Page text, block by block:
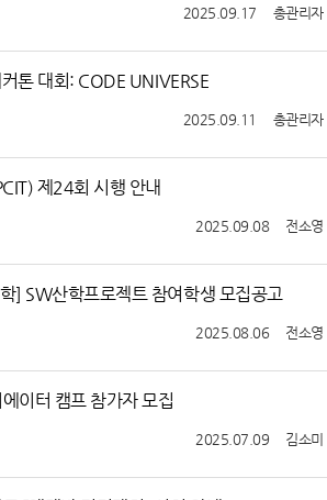
총관리자
2025.09.17
톤 대회: CODE UNIVERSE
총관리자
2025.09.11
제24회 시행 안내
전소영
2025.09.08
] SW산학프로젝트 참여학생 모집공고
전소영
2025.08.06
이터 캠프 참가자 모집
김소미
2025.07.09